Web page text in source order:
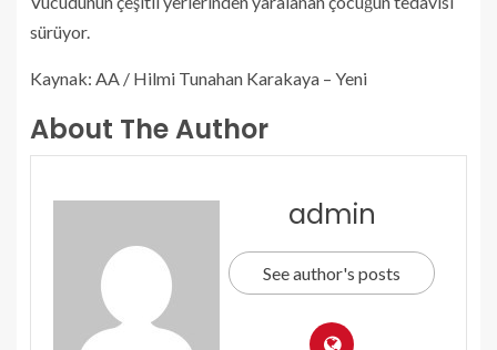
sürüyor.
Kaynak: AA / Hilmi Tunahan Karakaya – Yeni
About The Author
admin
See author's posts